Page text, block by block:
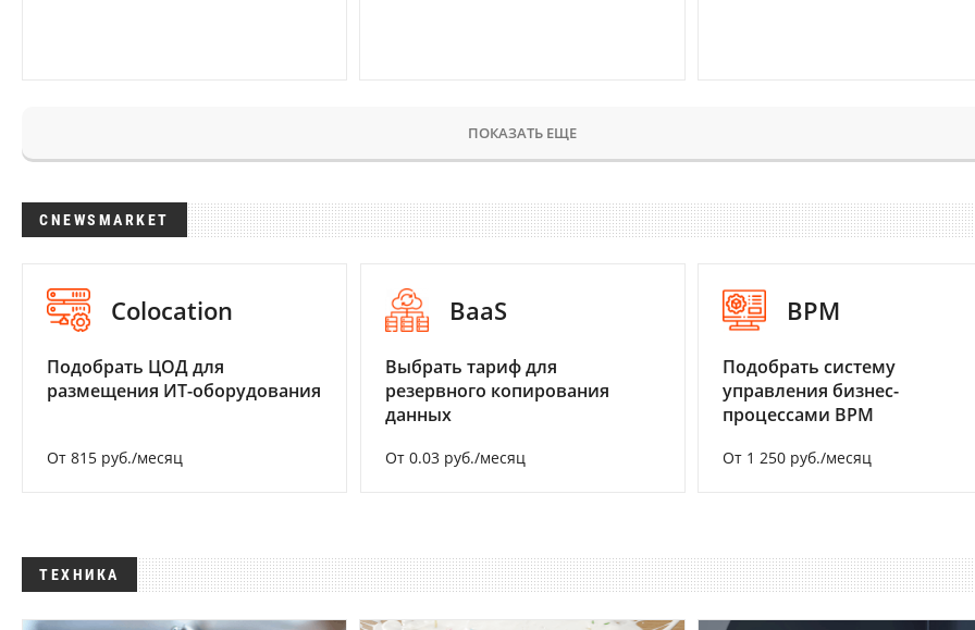
ПОКАЗАТЬ ЕЩЕ
CNEWSMARKET
Colocation
Подобрать ЦОД для
размещения ИТ-оборудования
От 815 руб./месяц
BaaS
Выбрать тариф для
резервного копирования
данных
От 0.03 руб./месяц
BPM
Подобрать систему
управления бизнес-
процессами BPM
От 1 250 руб./месяц
ТЕХНИКА